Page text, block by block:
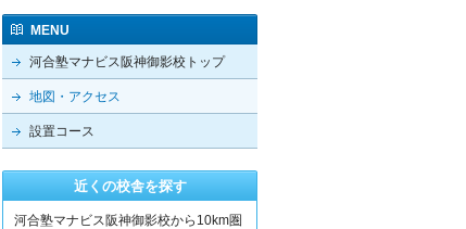
MENU
河合塾マナビス阪神御影校トップ
地図・アクセス
設置コース
近くの校舎を探す
河合塾マナビス阪神御影校から10km圏